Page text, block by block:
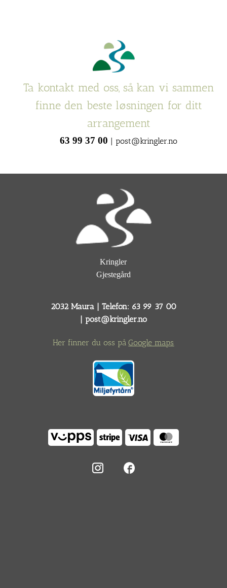
Ta kontakt med oss, så kan vi sammen
finne den beste løsningen for ditt
arrangement
63 99 37 00 | post@kringler.no
Kringler
Gjestegård
2032 Maura | Telefon: 63 99 37 00
post@kringler.no
Her finner du oss påGoogle maps
Vipps Stripe Visa